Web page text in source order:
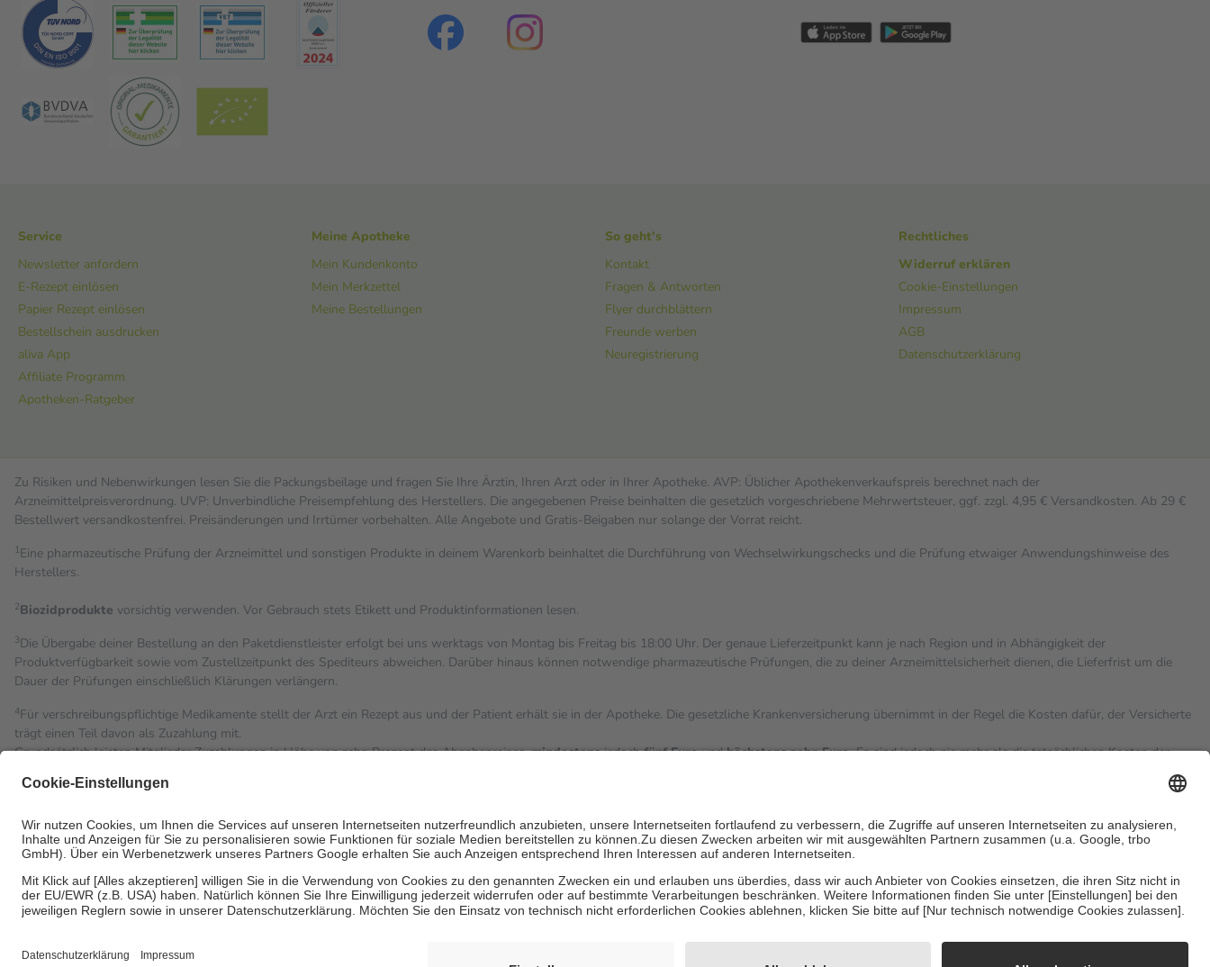
Service
Newsletter anfordern
E-Rezept einlösen
Papier Rezept einlösen
Bestellschein ausdrucken
aliva App
Affiliate Programm
Apotheken-Ratgeber
Meine Apotheke
Mein Kundenkonto
Mein Merkzettel
Meine Bestellungen
So geht's
Kontakt
Fragen & Antworten
Flyer durchblättern
Freunde werben
Neuregistrierung
Rechtliches
Widerruf erklären
Cookie-Einstellungen
Impressum
AGB
Datenschutzerklärung
Zu Risiken und Nebenwirkungen lesen Sie die Packungsbeilage und fragen Sie Ihre Ärztin, Ihren Arzt oder in Ihrer Apotheke. AVP: Üblicher Apothekenverkaufspreis berechnet nach der
Arzneimittelpreisverordnung. UVP: Unverbindliche Preisempfehlung des Herstellers. Die angegebenen Preise beinhalten die gesetzlich vorgeschriebene Mehrwertsteuer, ggf. zzgl. 4,95 € Versandkosten. Ab 29 €
Bestell­wert versand­kosten­frei. Preisänderungen und Irrtümer vorbehalten. Alle Angebote und Gratis-Beigaben nur solange der Vorrat reicht.
1Eine pharmazeutische Prüfung der Arzneimittel und sonstigen Produkte in deinem Warenkorb beinhaltet die Durchführung von Wechselwirkungschecks und die Prüfung etwaiger Anwendungshinweise des
Herstellers.
2Biozidprodukte vorsichtig verwenden. Vor Gebrauch stets Etikett und Produktinformationen lesen.
3Die Übergabe deiner Bestellung an den Paketdienstleister erfolgt bei uns werktags von Montag bis Freitag bis 18:00 Uhr. Der genaue Lieferzeitpunkt kann je nach Region und in Abhängigkeit der
Produktverfügbarkeit sowie vom Zustellzeitpunkt des Spediteurs abweichen. Darüber hinaus können notwendige pharmazeutische Prüfungen, die zu deiner Arzneimittelsicherheit dienen, die Lieferfrist um die
Dauer der Prüfungen einschließlich Klärungen verlängern.
4Für verschreibungspflichtige Medikamente stellt der Arzt ein Rezept aus und der Patient erhält sie in der Apotheke. Die gesetzliche Krankenversicherung übernimmt in der Regel die Kosten dafür, der Versicherte
trägt einen Teil davon als Zuzahlung mit.
Grundsätzlich leisten Mitglieder Zuzahlungen in Höhe von zehn Prozent des Abgabepreises,mindestensjedochfünf Euroundhöchstens zehn Euro.Es sind jedoch nie mehr als die tatsächlichen Kosten der
Diese Regeln gelten grundsätzlich auch für Online-Apotheken.
Um das Engagement der Versicherten für ihre eigene Gesundheit zu stärken und die besondere Stellung der Familie zu unterstützen, fallen keine Zuzahlungenan bei:
• Kindern und Jugendlichen bis zum vollendeten 18. Lebensjahr mit Ausnahme der Fahrkosten
• Untersuchungen zur Vorsorge und Früherkennung, die von der GKV getragen werden
• empfohlenen Schutzimpfungen
• Harn- und Blutteststreifen
Informationen findest du hier: https://help.etrusted.com/hc/de/articles/4419944605341